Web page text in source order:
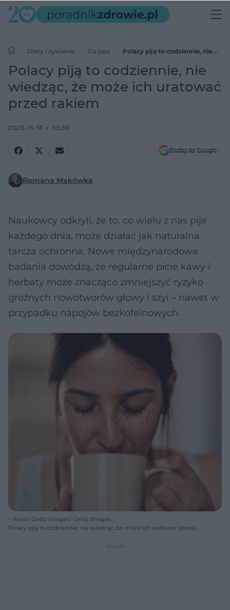
Diety i żywienie Co jesz
Polacy piją to codziennie, nie
wiedząc, że może ich uratować przed rakiem
Polacy piją to codziennie, nie
wiedząc, że może ich uratować
przed rakiem
2025-11-13 13:39
Dodaj do Google
Romana Makówka
Naukowcy odkryli, że to, co wielu z nas pije
każdego dnia, może działać jak naturalna
tarcza ochronna. Nowe międzynarodowe
badania dowodzą, że regularne picie kawy i
herbaty może znacząco zmniejszyć ryzyko
groźnych nowotworów głowy i szyi – nawet w
przypadku napojów bezkofeinowych.
Autor: Getty Images/ Getty Images
Polacy piją to codziennie, nie wiedząc, że może ich uratować przed